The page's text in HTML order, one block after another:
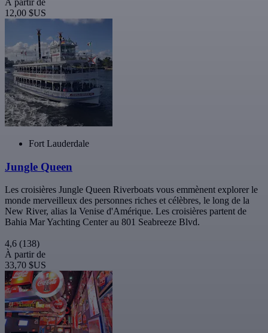
À partir de
12,00 $US
Fort Lauderdale
Jungle Queen
Les croisières Jungle Queen Riverboats vous emmènent explorer le
monde merveilleux des personnes riches et célèbres, le long de la
New River, alias la Venise d'Amérique. Les croisières partent de
Bahia Mar Yachting Center au 801 Seabreeze Blvd.
4,6 (138)
À partir de
33,70 $US